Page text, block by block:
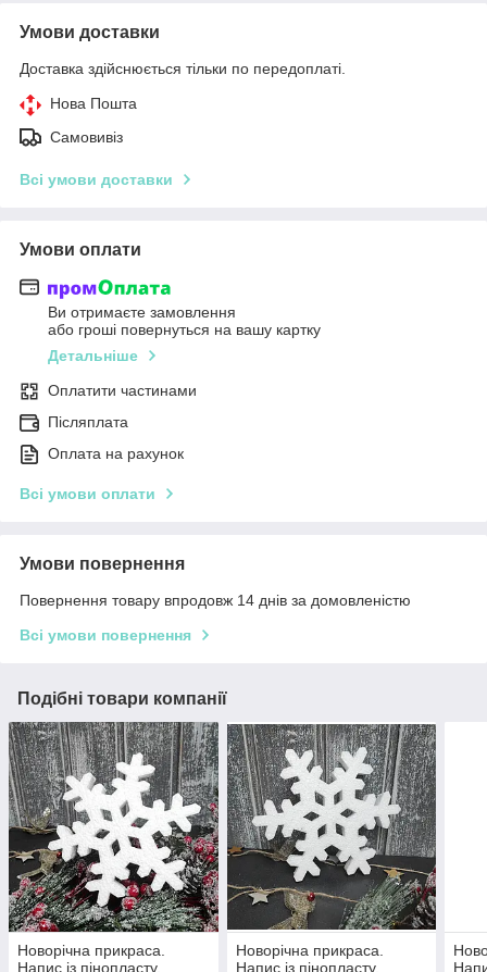
Умови доставки
Доставка здійснюється тільки по передоплаті.
Нова Пошта
Самовивіз
Всі умови доставки
Умови оплати
Ви отримаєте замовлення
або гроші повернуться на вашу картку
Детальніше
Оплатити частинами
Післяплата
Оплата на рахунок
Всі умови оплати
Умови повернення
Повернення товару впродовж 14 днів за домовленістю
Всі умови повернення
Подібні товари компанії
Новорічна прикраса.
Напис із пінопласту.
Новорічна прикраса.
Напис із пінопласту.